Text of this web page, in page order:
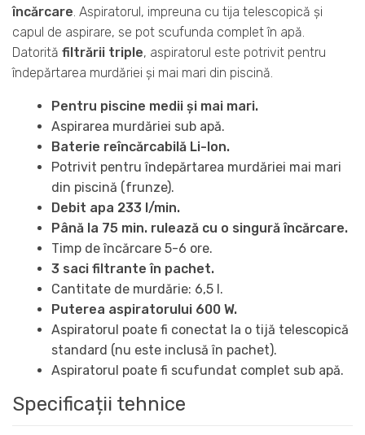
încărcare . Aspiratorul, impreuna cu tija telescopică și
capul de aspirare, se pot scufunda complet în apă.
Datorită filtrării triple, aspiratorul este potrivit pentru
îndepărtarea murdăriei și mai mari din piscină.
Pentru piscine medii și mai mari.
Aspirarea murdăriei sub apă.
Baterie reîncărcabilă Li-Ion.
Potrivit pentru îndepărtarea murdăriei mai mari
din piscină (frunze).
Debit apa 233 l/min.
Până la 75 min. rulează cu o singură încărcare.
Timp de încărcare 5-6 ore.
3 saci filtrante în pachet.
Cantitate de murdărie: 6,5 l.
Puterea aspiratorului 600 W.
Aspiratorul poate fi conectat la o tijă telescopică
standard (nu este inclusă în pachet).
Aspiratorul poate fi scufundat complet sub apă.
Specificații tehnice